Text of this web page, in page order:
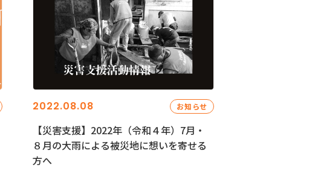
2022.08.08 お知らせ
【災害支援】2022年（令和４年）7月・
８月の大雨による被災地に想いを寄せる
方へ